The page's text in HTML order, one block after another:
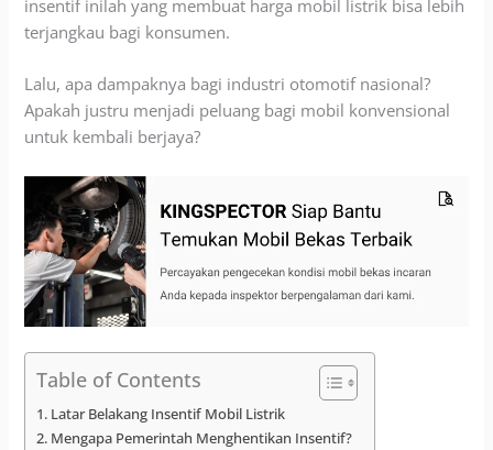
insentif inilah yang membuat harga mobil listrik bisa lebih
terjangkau bagi konsumen.
Lalu, apa dampaknya bagi industri otomotif nasional?
Apakah justru menjadi peluang bagi mobil konvensional
untuk kembali berjaya?
Table of Contents
Latar Belakang Insentif Mobil Listrik
Mengapa Pemerintah Menghentikan Insentif?